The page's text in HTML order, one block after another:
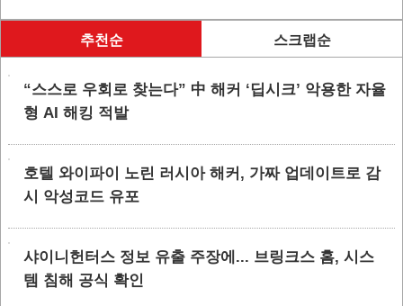
추천순 스크랩순
“스스로 우회로 찾는다” 中 해커 ‘딥시크’ 악용한 자율
형 AI 해킹 적발
호텔 와이파이 노린 러시아 해커, 가짜 업데이트로 감
시 악성코드 유포
샤이니헌터스 정보 유출 주장에... 브링크스 홈, 시스
템 침해 공식 확인